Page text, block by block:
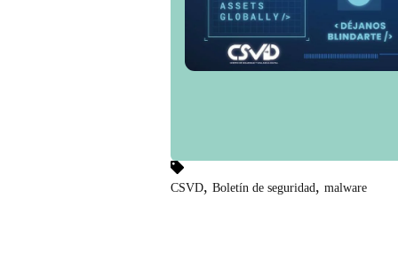
CSVD, Boletín de seguridad , malware